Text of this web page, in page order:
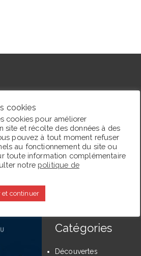
et docteure en études théâtrales,
de conférences en études
Caen Normandie et membre du
critique. Ce blog, créé en 2009, a
expériences de lectrice et de
Parafe lit :
Catégories
Découvertes
cookies
cookies pour améliorer
site et récolte des données à des
pouvez à tout moment refuser
au fonctionnement du site ou
toute information complémentaire
notre politique de
et continuer